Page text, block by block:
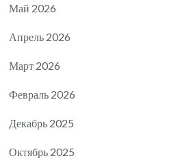
Май 2026
Апрель 2026
Март 2026
Февраль 2026
Декабрь 2025
Октябрь 2025